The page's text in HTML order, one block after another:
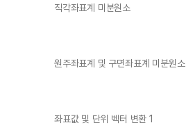
직각좌표계 미분원소
원주좌표계 및 구면좌표계 미분원소
좌표값 및 단위 벡터 변환 1